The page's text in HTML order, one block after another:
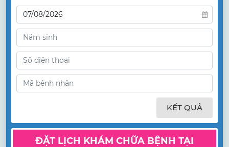
KẾT QUẢ
ĐẶT LỊCH KHÁM CHỮA BỆNH TẠI